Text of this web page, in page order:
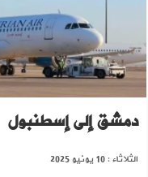
انطلاق أولى رحلات
دمشق إلى إسطنبول
الثلاثاء : 10 يونيو 2025